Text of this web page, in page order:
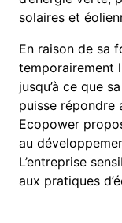
solaires et
En raison de sa
temporairement
jusqu’à ce que
puisse répondre
Ecopower
au
L’entreprise
aux pratiques